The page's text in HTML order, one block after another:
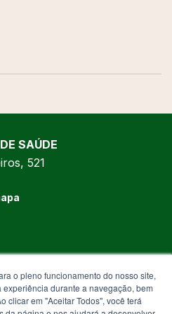
SAÚDE
521
o pleno funcionamento do nosso site,
durante a navegação, bem
clicar em "Aceitar Todos", você terá